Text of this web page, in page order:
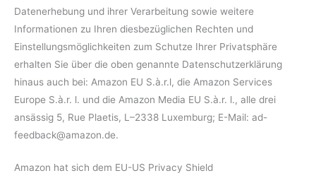
Datenerhebung und ihrer Verarbeitung sowie weitere
Informationen zu Ihren diesbezüglichen Rechten und
Einstellungsmöglichkeiten zum Schutze Ihrer Privatsphäre
erhalten Sie über die oben genannte Datenschutzerklärung
hinaus auch bei: Amazon EU S.à.r.l, die Amazon Services
Europe S.à.r. l. und die Amazon Media EU S.à.r. l., alle drei
ansässig 5, Rue Plaetis, L–2338 Luxemburg; E-Mail: ad-
feedback@amazon.de.
Amazon hat sich dem EU-US Privacy Shield